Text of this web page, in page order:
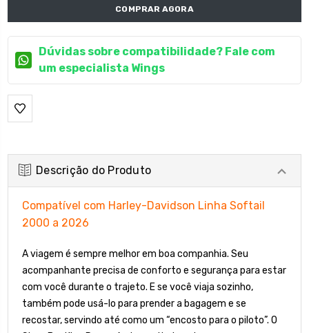
COMPRAR AGORA
Dúvidas sobre compatibilidade? Fale com
um especialista Wings
Descrição do Produto
Compatível com Harley-Davidson Linha Softail
2000 a 2026
A viagem é sempre melhor em boa companhia. Seu
acompanhante precisa de conforto e segurança para estar
com você durante o trajeto. E se você viaja sozinho,
também pode usá-lo para prender a bagagem e se
recostar, servindo até como um “encosto para o piloto”. O